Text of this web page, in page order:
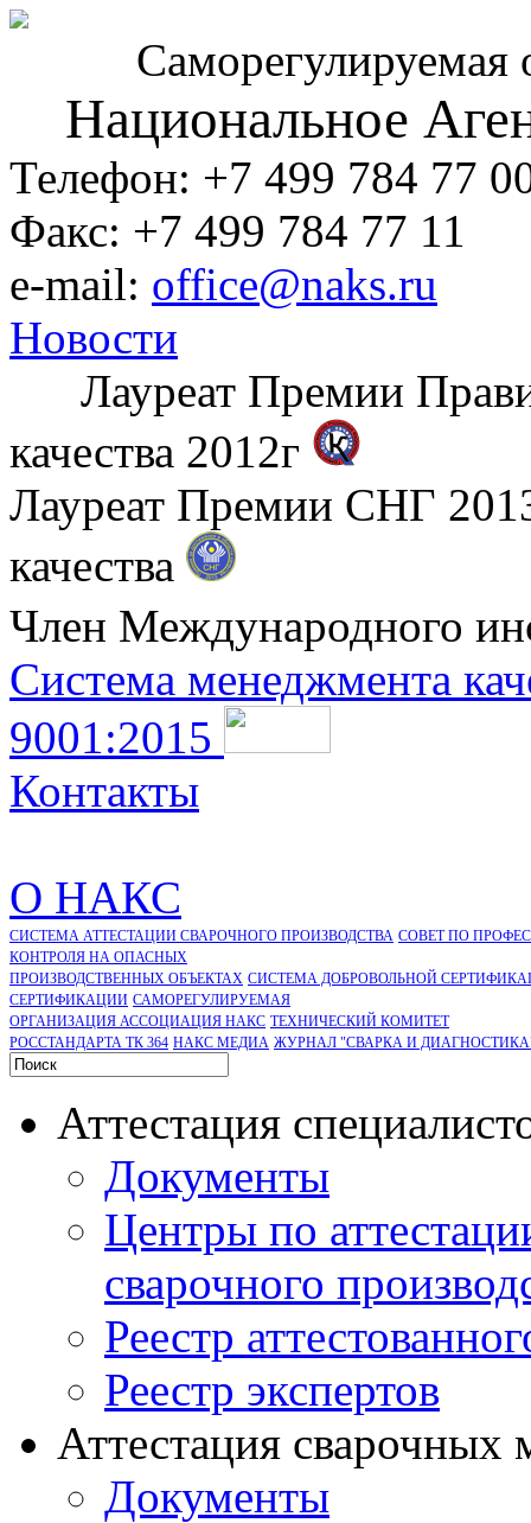
Саморегулируемая
Национальное
Телефон: +7 499 784 77
Факс: +7 499 784 77 11
e-mail: office@naks.ru
Новости
Лауреат Премии
качества 2012г
Лауреат Премии СНГ
качества
Член Международного
Система менеджмента
9001:2015
Контакты
О НАКС
СИСТЕМА АТТЕСТАЦИИ СВАРОЧНОГО ПРОИЗВОДСТВА СОВЕТ ПО
КОНТРОЛЯ НА ОПАСНЫХ
ПРОИЗВОДСТВЕННЫХ ОБЪЕКТАХ СИСТЕМА ДОБРОВОЛЬНОЙ
CЕРТИФИКАЦИИ САМОРЕГУЛИРУЕМАЯ
ОРГАНИЗАЦИЯ АССОЦИАЦИЯ НАКС ТЕХНИЧЕСКИЙ КОМИТЕТ
РОССТАНДАРТА ТК 364 НАКС МЕДИА ЖУРНАЛ "СВАРКА И
Аттестация
Документы
Центры по
сварочного
Реестр
Реестр экспертов
Аттестация сварочных
Документы